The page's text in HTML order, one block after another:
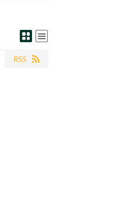
RSS